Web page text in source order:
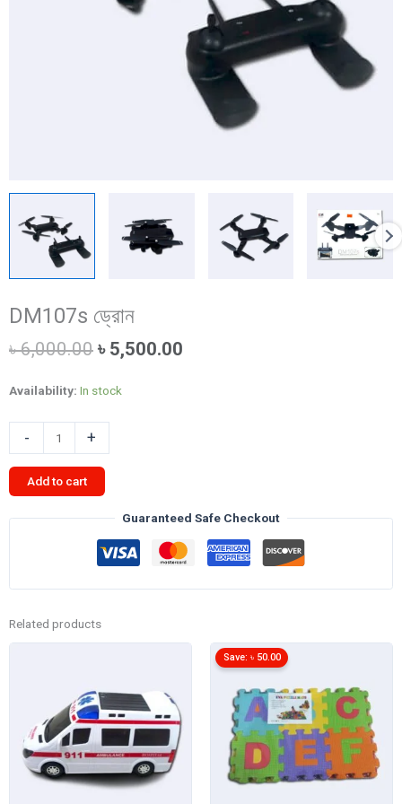
DM107s ড্রোন
৳6,000.00 Original
was:
৳ 5,500.00
Availability: In stock
-
ড্রোন
quantity
+
Add to cart
Guaranteed Safe Checkout
Related products
Save: ৳ 50.00